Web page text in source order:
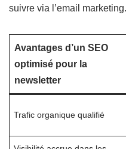
suivre via l’email marketing.
Avantages d’un SEO
optimisé pour la
newsletter
Trafic organique qualifié